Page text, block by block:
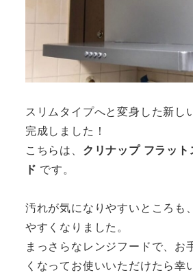
スリムタイプへと変身した新し
完成しました！
こちらは、 クリナップ フラッ
ド です。
汚れが気になりやすいところも
やすくなりました。
まっさらなレンジフードで、お
くなってお使いいただけたら幸